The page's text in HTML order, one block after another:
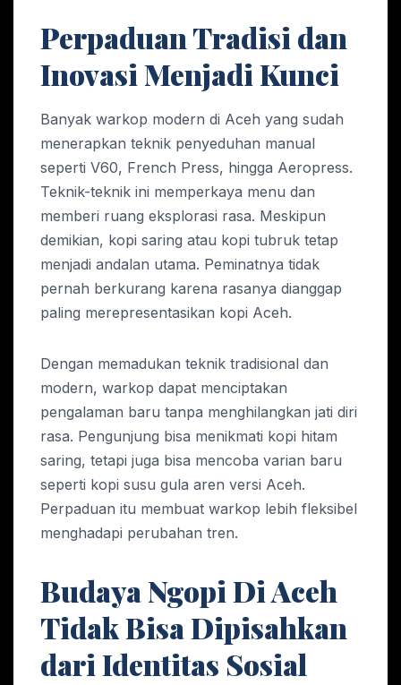
Perpaduan Tradisi dan
Inovasi Menjadi Kunci
Banyak warkop modern di Aceh yang sudah
menerapkan teknik penyeduhan manual
seperti V60, French Press, hingga Aeropress.
Teknik-teknik ini memperkaya menu dan
memberi ruang eksplorasi rasa. Meskipun
demikian, kopi saring atau kopi tubruk tetap
menjadi andalan utama. Peminatnya tidak
pernah berkurang karena rasanya dianggap
paling merepresentasikan kopi Aceh.
Dengan memadukan teknik tradisional dan
modern, warkop dapat menciptakan
pengalaman baru tanpa menghilangkan jati diri
rasa. Pengunjung bisa menikmati kopi hitam
saring, tetapi juga bisa mencoba varian baru
seperti kopi susu gula aren versi Aceh.
Perpaduan itu membuat warkop lebih fleksibel
menghadapi perubahan tren.
Budaya Ngopi Di Aceh
Tidak Bisa Dipisahkan
dari Identitas Sosial